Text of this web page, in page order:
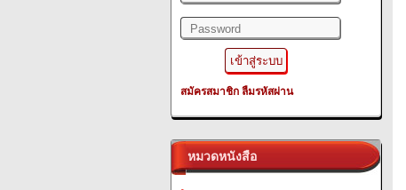
สมัครสมาชิก ลืมรหัสผ่าน
หมวดหนังสือ